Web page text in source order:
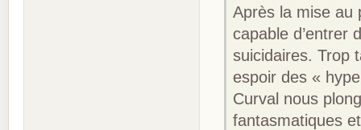
Après la mise au
capable d’entrer
suicidaires. Trop
espoir des «
Curval nous
fantasmatiques